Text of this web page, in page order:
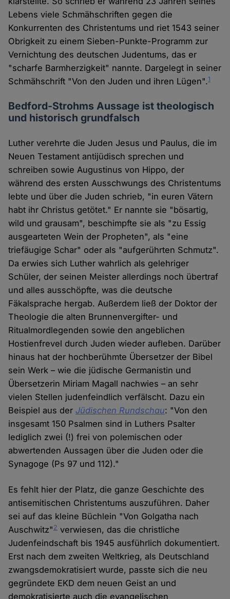
Lebens viele Schmähschriften gegen die
Konkurrenten des Christentums und riet 1543 seiner
Obrigkeit zu einem Sieben-Punkte-Programm zur
Vernichtung des deutschen Judentums, das er
"scharfe Barmherzigkeit" nannte. Dargelegt in seiner
Schmähschrift "Von den Juden und ihren Lügen".1
Bedford-Strohms Aussage ist theologisch
und historisch grundfalsch
Luther verehrte die Juden Jesus und Paulus, die im
Neuen Testament antijüdisch sprechen und
schreiben sowie Augustinus von Hippo, der
während des ersten Ausschwungs des Christentums
lebte und über die Juden schrieb, "in euren Vätern
habt ihr Christus getötet." Er nannte sie "bösartig,
wild und grausam", beschimpfte sie als "zu Essig
ausgearteten Wein der Propheten", als "eine
triefäugige Schar" oder als "aufgerührten Schmutz".
Da erwies sich Luther wahrlich als gelehriger
Schüler, der seinen Meister allerdings noch übertraf
und alles ausschöpfte, was die deutsche
Fäkalsprache hergab. Außerdem ließ der Doktor der
Theologie die alten Brunnenvergifter- und
Ritualmordlegenden sowie den angeblichen
Hostienfrevel durch Juden wieder aufleben. Darüber
hinaus hat der hochberühmte Übersetzer der Bibel
sein Werk – wie die jüdische Germanistin und
Übersetzerin Miriam Magall nachwies – an sehr
vielen Stellen judenfeindlich verfälscht. Dazu ein
Beispiel aus derJüdischen Rundschau: "Von den
insgesamt 150 Psalmen sind in Luthers Psalter
lediglich zwei (!) frei von polemischen oder
abwertenden Aussagen über die Juden oder die
Synagoge (Ps 97 und 112)."
Es fehlt hier der Platz, die ganze Geschichte des
antisemitischen Christentums auszuführen. Daher
sei auf das kleine Büchlein "Von Golgatha nach
Auschwitz"2 verwiesen, das die christliche
Judenfeindschaft bis 1945 ausführlich dokumentiert.
Erst nach dem zweiten Weltkrieg, als Deutschland
zwangsdemokratisiert wurde, passte sich die neu
gegründete EKD dem neuen Geist an und
demokratisierte auch die evangelischen